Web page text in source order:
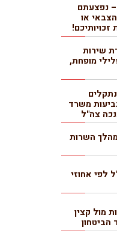
נפצעתם
או
זכויותיכם!
שירות
מופחת,
משרד
צה"ל
השרות
לפי אחוזי
מול קצין